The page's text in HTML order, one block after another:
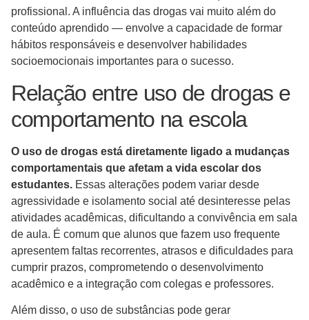
profissional. A influência das drogas vai muito além do
conteúdo aprendido — envolve a capacidade de formar
hábitos responsáveis e desenvolver habilidades
socioemocionais importantes para o sucesso.
Relação entre uso de drogas e
comportamento na escola
O uso de drogas está diretamente ligado a mudanças
comportamentais que afetam a vida escolar dos
estudantes. Essas alterações podem variar desde
agressividade e isolamento social até desinteresse pelas
atividades acadêmicas, dificultando a convivência em sala
de aula. É comum que alunos que fazem uso frequente
apresentem faltas recorrentes, atrasos e dificuldades para
cumprir prazos, comprometendo o desenvolvimento
acadêmico e a integração com colegas e professores.
Além disso, o uso de substâncias pode gerar